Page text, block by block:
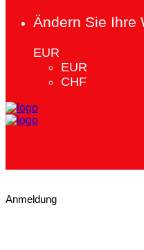
Ändern Sie Ihre
EUR
EUR
CHF
Anmeldung